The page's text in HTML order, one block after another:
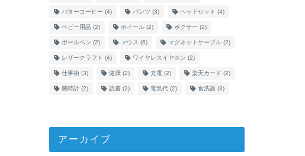
バターコーヒー (4) パンツ (3) ヘッドセット (4)
ベビー用品(2) ホイール(2) ボクサー (2)
ボールペン (2) マウス (6) マグネットケーブル(2)
レザークラフト (4) ワイヤレスイヤホン (2)
仕事術(3) 健康(2) 充電(2) 楽天カード (2)
腕時計(2) 読書(2) 電気代 (2) 食洗器 (3)
アーカイブ